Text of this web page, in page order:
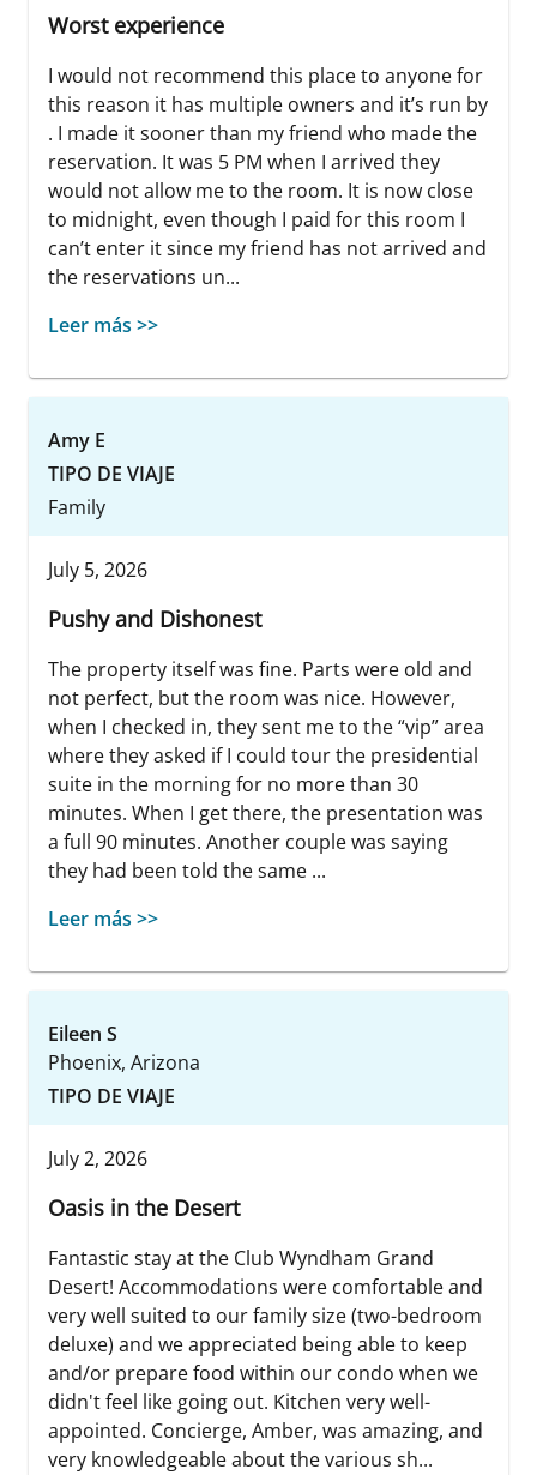
Worst experience
I would not recommend this place to anyone for
this reason it has multiple owners and it’s run by
. I made it sooner than my friend who made the
reservation. It was 5 PM when I arrived they
would not allow me to the room. It is now close
to midnight, even though I paid for this room I
can’t enter it since my friend has not arrived and
the reservations un...
Leer más >>
Amy E
TIPO DE VIAJE
Family
July 5, 2026
Pushy and Dishonest
The property itself was fine. Parts were old and
not perfect, but the room was nice. However,
when I checked in, they sent me to the “vip” area
where they asked if I could tour the presidential
suite in the morning for no more than 30
minutes. When I get there, the presentation was
a full 90 minutes. Another couple was saying
they had been told the same ...
Leer más >>
Eileen S
Phoenix, Arizona
TIPO DE VIAJE
July 2, 2026
Oasis in the Desert
Fantastic stay at the Club Wyndham Grand
Desert! Accommodations were comfortable and
very well suited to our family size (two-bedroom
deluxe) and we appreciated being able to keep
and/or prepare food within our condo when we
didn't feel like going out. Kitchen very well-
appointed. Concierge, Amber, was amazing, and
very knowledgeable about the various sh...